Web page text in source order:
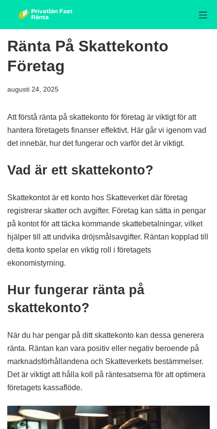
Privatlån fast ränta
Ränta På Skattekonto
Företag
augusti 24, 2025
Att förstå ränta på skattekonto för företag är viktigt för att
hantera företagets finanser effektivt. Här går vi igenom vad
det innebär, hur det fungerar och varför det är viktigt.
Vad är ett skattekonto?
Skattekontot är ett konto hos Skatteverket där företag
registrerar skatter och avgifter. Företag kan sätta in pengar
på kontot för att täcka kommande skattebetalningar, vilket
hjälper till att undvika dröjsmålsavgifter. Räntan kopplad till
detta konto spelar en viktig roll i företagets
ekonomistyrning.
Hur fungerar ränta på
skattekonto?
När du har pengar på ditt skattekonto kan dessa generera
ränta. Räntan kan vara positiv eller negativ beroende på
marknadsförhållandena och Skatteverkets bestämmelser.
Det är viktigt att hålla koll på räntesatserna för att optimera
företagets kassaflöde.